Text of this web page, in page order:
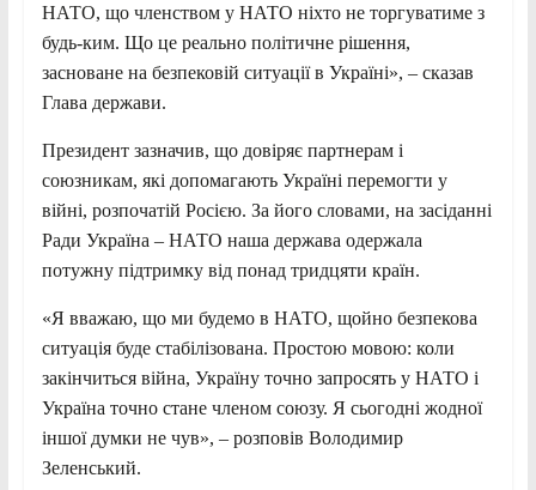
НАТО, що членством у НАТО ніхто не торгуватиме з
будь-ким. Що це реально політичне рішення,
засноване на безпековій ситуації в Україні», – сказав
Глава держави.
Президент зазначив, що довіряє партнерам і
союзникам, які допомагають Україні перемогти у
війні, розпочатій Росією. За його словами, на засіданні
Ради Україна – НАТО наша держава одержала
потужну підтримку від понад тридцяти країн.
«Я вважаю, що ми будемо в НАТО, щойно безпекова
ситуація буде стабілізована. Простою мовою: коли
закінчиться війна, Україну точно запросять у НАТО і
Україна точно стане членом союзу. Я сьогодні жодної
іншої думки не чув», – розповів Володимир
Зеленський.